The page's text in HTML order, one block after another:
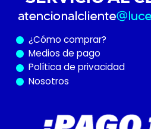
¿Cómo comprar?
Medios de pago
Política de privacidad
Nosotros